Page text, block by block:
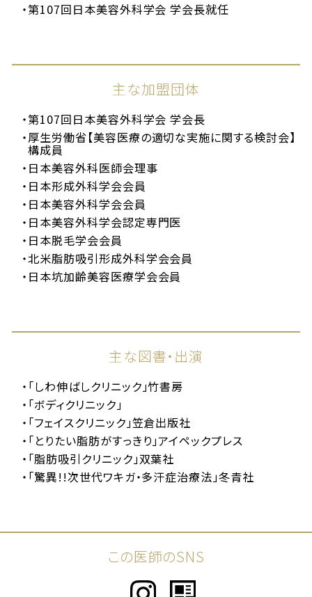
第107回日本美容外科学会 学会長就任
主な加盟団体
第107回日本美容外科学会 学会長
厚生労働省【美容医療の適切な実施に関する検討会】
構成員
日本美容外科医師会理事
日本形成外科学会会員
日本美容外科学会会員
日本美容外科学会認定専門医
日本脱毛学会会員
北米脂肪吸引形成外科学会会員
日本坑加齢美容医療学会会員
主な図書・出演
「しわ伸ばしクリニック」竹書房
「ボディクリニック」
「フェイスクリニック」笠倉出版社
「とりたい脂肪がすっきり」アイペックプレス
「脂肪吸引クリニック」双葉社
「驚異!!次世代ワキガ・多汗症治療法」冬青社
この医師のSNS